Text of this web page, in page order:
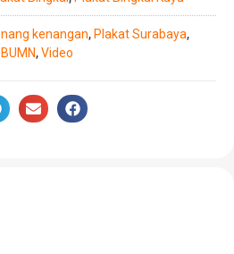
kenangan, Plakat Surabaya,
, Video